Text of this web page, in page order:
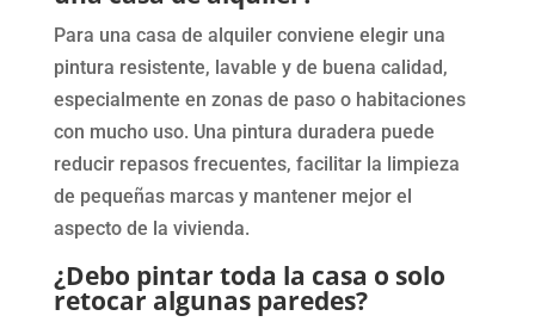
Para una casa de alquiler conviene elegir una
pintura resistente, lavable y de buena calidad,
especialmente en zonas de paso o habitaciones
con mucho uso. Una pintura duradera puede
reducir repasos frecuentes, facilitar la limpieza
de pequeñas marcas y mantener mejor el
aspecto de la vivienda.
¿Debo pintar toda la casa o solo
retocar algunas paredes?